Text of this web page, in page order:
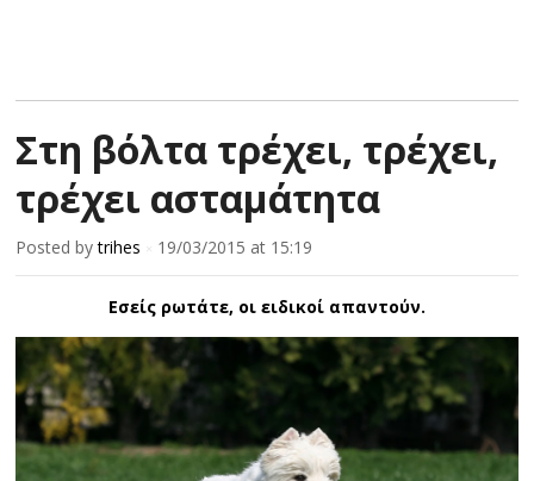
Στη βόλτα τρέχει, τρέχει,
τρέχει ασταμάτητα
Posted bytrihes 19/03/2015 at 15:19
Εσείς ρωτάτε, οι ειδικοί απαντούν.